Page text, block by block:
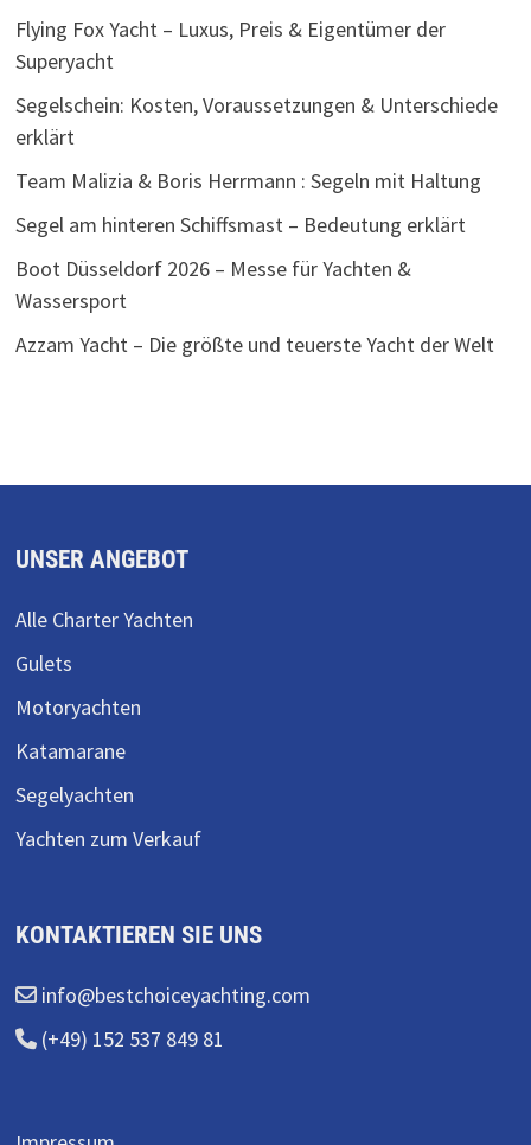
Flying Fox Yacht – Luxus, Preis & Eigentümer der
Superyacht
Segelschein: Kosten, Voraussetzungen & Unterschiede
erklärt
Team Malizia & Boris Herrmann : Segeln mit Haltung
Segel am hinteren Schiffsmast – Bedeutung erklärt
Boot Düsseldorf 2026 – Messe für Yachten &
Wassersport
Azzam Yacht – Die größte und teuerste Yacht der Welt
UNSER ANGEBOT
Alle Charter Yachten
Gulets
Motoryachten
Katamarane
Segelyachten
Yachten zum Verkauf
KONTAKTIEREN SIE UNS
info@bestchoiceyachting.com
(+49) 152 537 849 81